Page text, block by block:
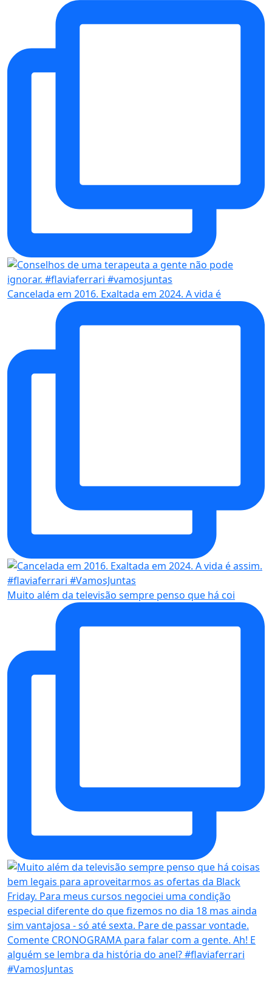
Cancelada em 2016. Exaltada em 2024. A vida é
Muito além da televisão sempre penso que há coi